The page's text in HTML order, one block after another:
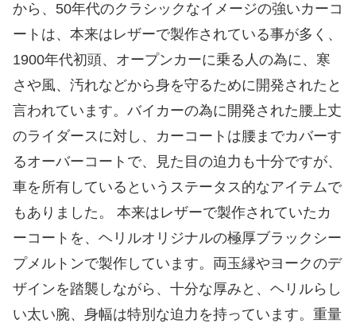
から、50年代のクラシックなイメージの強いカーコ
ートは、本来はレザーで製作されている事が多く、
1900年代初頭、オープンカーに乗る人の為に、寒
さや風、汚れなどから身を守るために開発されたと
言われています。バイカーの為に開発された腰上丈
のライダースに対し、カーコートは腰までカバーす
るオーバーコートで、見た目の迫力も十分ですが、
車を所有しているというステータス的なアイテムで
もありました。 本来はレザーで製作されていたカ
ーコートを、ヘリルオリジナルの極厚ブラックシー
プメルトンで製作しています。両玉縁やヨークのデ
ザインを踏襲しながら、十分な厚みと、ヘリルらし
い太い腕、身幅は特別な迫力を持っています。重量